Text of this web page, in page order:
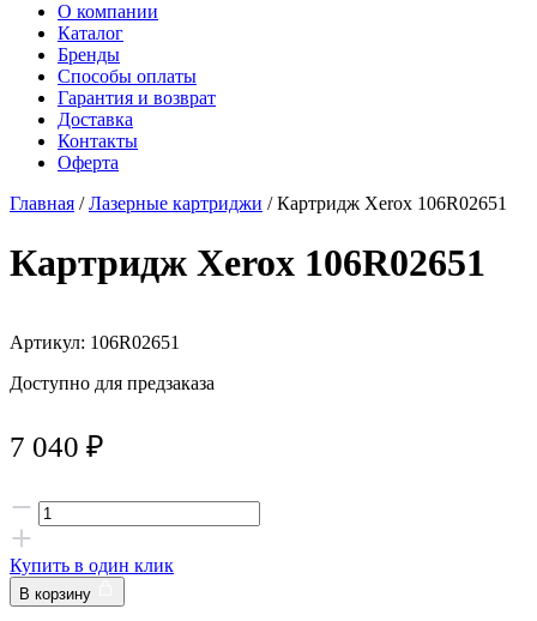
О компании
Каталог
Бренды
Способы оплаты
Гарантия и возврат
Доставка
Контакты
Оферта
Главная /Лазерные картриджи / Картридж Xerox 106R02651
Картридж Xerox 106R02651
Артикул: 106R02651
Доступно для предзаказа
7 040 ₽
Купить в один клик
В корзину